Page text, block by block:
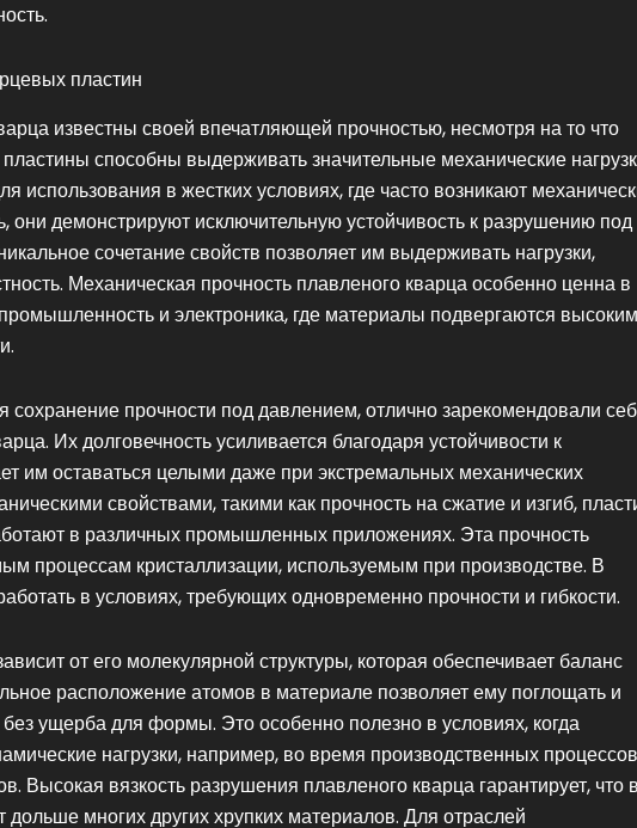
пластин
известны своей впечатляющей прочностью, несмотря на то что
способны выдерживать значительные механические
использования в жестких условиях, где часто возникают
они демонстрируют исключительную устойчивость к разрушению под
сочетание свойств позволяет им выдерживать нагрузки,
Механическая прочность плавленого кварца особенно ценна в
и электроника, где материалы подвергаются высоким
сохранение прочности под давлением, отлично зарекомендовали
Их долговечность усиливается благодаря устойчивости к
им оставаться целыми даже при экстремальных механических
свойствами, такими как прочность на сжатие и изгиб,
в различных промышленных приложениях. Эта прочность
процессам кристаллизации, используемым при производстве. В
в условиях, требующих одновременно прочности и гибкости.
от его молекулярной структуры, которая обеспечивает баланс
расположение атомов в материале позволяет ему поглощать и
без ущерба для формы. Это особенно полезно в условиях, когда
нагрузки, например, во время производственных
Высокая вязкость разрушения плавленого кварца гарантирует, что в
многих других хрупких материалов. Для отраслей